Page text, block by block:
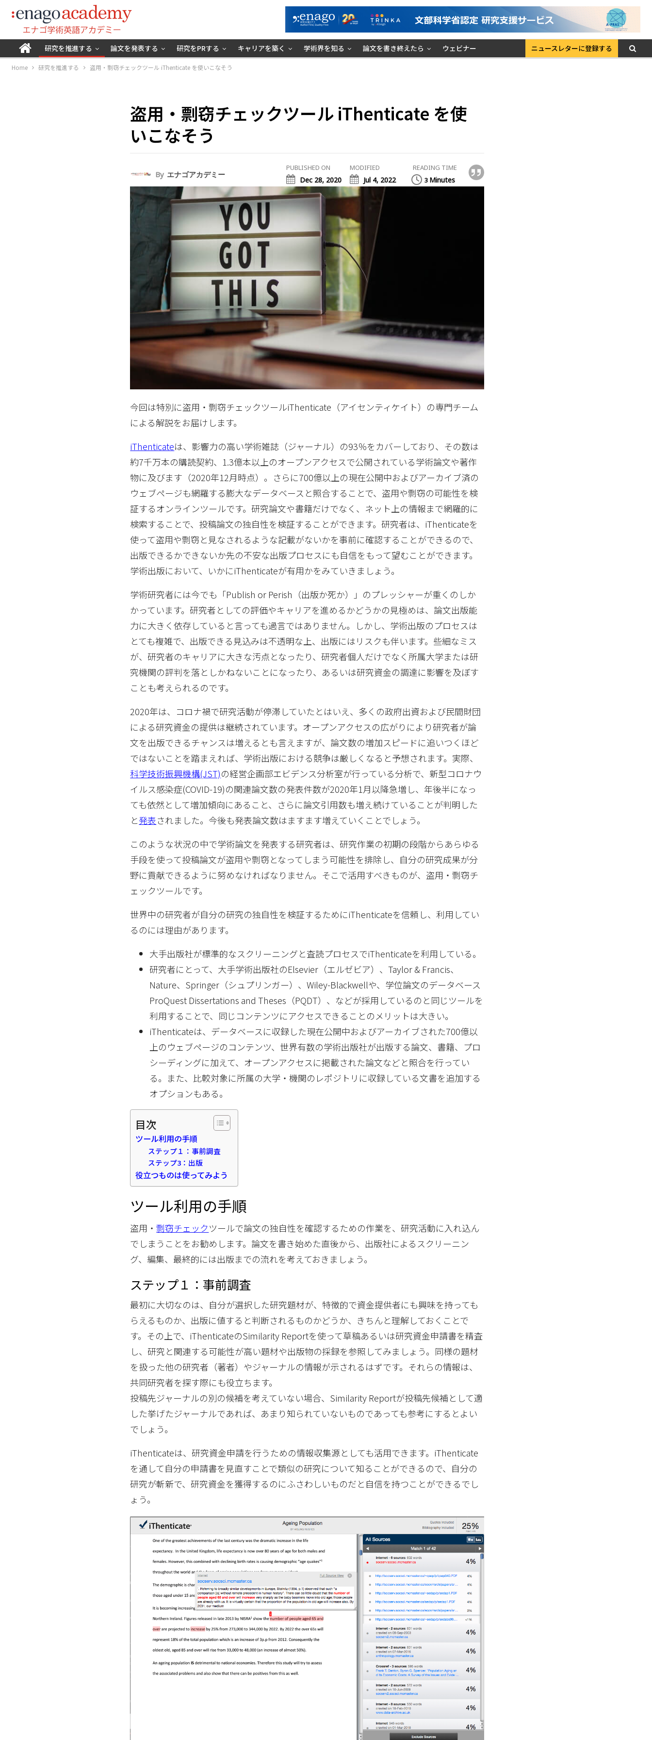
研究を推進する 論文を発表する 研究をPRする キャリアを築く 学術界を知る 論文を書き終えたら ウェビナー ニュースレターに登録する
Home 研究を推進する 盗用・剽窃チェックツール iThenticate を使いこなそう
盗用・剽窃チェックツール iThenticate を使
いこなそう
READING TIME
3 Minutes
By エナゴアカデミー
MODIFIED
Jul 4, 2022
PUBLISHED ON
Dec 28, 2020
今回は特別に盗用・剽窃チェックツールiThenticate（アイセンティケイト）の専門チーム
による解説をお届けします。
iThenticateは、影響力の高い学術雑誌（ジャーナル）の93％をカバーしており、その数は
約7千万本の購読契約、1.3億本以上のオープンアクセスで公開されている学術論文や著作
物に及びます（2020年12月時点）。さらに700億以上の現在公開中およびアーカイブ済の
ウェブページも網羅する膨大なデータベースと照合することで、盗用や剽窃の可能性を検
証するオンラインツールです。研究論文や書籍だけでなく、ネット上の情報まで網羅的に
検索することで、投稿論文の独自性を検証することができます。研究者は、iThenticateを
使って盗用や剽窃と見なされるような記載がないかを事前に確認することができるので、
出版できるかできないか先の不安な出版プロセスにも自信をもって望むことができます。
学術出版において、いかにiThenticateが有用かをみていきましょう。
学術研究者には今でも「Publish or Perish（出版か死か）」のプレッシャーが重くのしか
かっています。研究者としての評価やキャリアを進めるかどうかの見極めは、論文出版能
力に大きく依存していると言っても過言ではありません。しかし、学術出版のプロセスは
とても複雑で、出版できる見込みは不透明な上、出版にはリスクも伴います。些細なミス
が、研究者のキャリアに大きな汚点となったり、研究者個人だけでなく所属大学または研
究機関の評判を落としかねないことになったり、あるいは研究資金の調達に影響を及ぼす
ことも考えられるのです。
2020年は、コロナ禍で研究活動が停滞していたとはいえ、多くの政府出資および民間財団
による研究資金の提供は継続されています。オープンアクセスの広がりにより研究者が論
文を出版できるチャンスは増えるとも言えますが、論文数の増加スピードに追いつくほど
ではないことを踏まえれば、学術出版における競争は厳しくなると予想されます。実際、
科学技術振興機構(JST)の経営企画部エビデンス分析室が行っている分析で、新型コロナウ
イルス感染症(COVID-19)の関連論文数の発表件数が2020年1月以降急増し、年後半になっ
ても依然として増加傾向にあること、さらに論文引用数も増え続けていることが判明した
と発表されました。今後も発表論文数はますます増えていくことでしょう。
このような状況の中で学術論文を発表する研究者は、研究作業の初期の段階からあらゆる
手段を使って投稿論文が盗用や剽窃となってしまう可能性を排除し、自分の研究成果が分
野に貢献できるように努めなければなりません。そこで活用すべきものが、盗用・剽窃チ
ェックツールです。
世界中の研究者が自分の研究の独自性を検証するためにiThenticateを信頼し、利用してい
るのには理由があります。
大手出版社が標準的なスクリーニングと査読プロセスでiThenticateを利用している。
研究者にとって、大手学術出版社のElsevier（エルゼビア）、Taylor & Francis、
Nature、Springer（シュプリンガー）、Wiley-Blackwellや、学位論文のデータベース
ProQuest Dissertations and Theses（PQDT）、などが採用しているのと同じツールを
利用することで、同じコンテンツにアクセスできることのメリットは大きい。
iThenticateは、データベースに収録した現在公開中およびアーカイブされた700億以
上のウェブページのコンテンツ、世界有数の学術出版社が出版する論文、書籍、プロ
シーディングに加えて、オープンアクセスに掲載された論文などと照合を行ってい
る。また、比較対象に所属の大学・機関のレポジトリに収録している文書を追加する
オプションもある。
目次
ツール利用の手順
ステップ１：事前調査
ステップ3：出版
役立つものは使ってみよう
ツール利用の手順
盗用・剽窃チェックツールで論文の独自性を確認するための作業を、研究活動に入れ込ん
でしまうことをお勧めします。論文を書き始めた直後から、出版社によるスクリーニン
グ、編集、最終的には出版までの流れを考えておきましょう。
ステップ１：事前調査
最初に大切なのは、自分が選択した研究題材が、特徴的で資金提供者にも興味を持っても
らえるものか、出版に値すると判断されるものかどうか、きちんと理解しておくことで
す。その上で、iThenticateのSimilarity Reportを使って草稿あるいは研究資金申請書を精査
し、研究と関連する可能性が高い題材や出版物の採録を参照してみましょう。同様の題材
を扱った他の研究者（著者）やジャーナルの情報が示されるはずです。それらの情報は、
共同研究者を探す際にも役立ちます。
投稿先ジャーナルの別の候補を考えていない場合、Similarity Reportが投稿先候補として適
した挙げたジャーナルであれば、あまり知られていないものであっても参考にするとよい
でしょう。
iThenticateは、研究資金申請を行うための情報収集源としても活用できます。iThenticate
を通して自分の申請書を見直すことで類似の研究について知ることができるので、自分の
研究が斬新で、研究資金を獲得するのにふさわしいものだと自信を持つことができるでし
ょう。